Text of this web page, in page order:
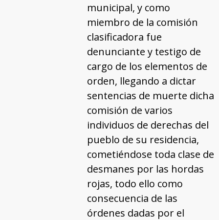
municipal, y como
miembro de la comisión
clasificadora fue
denunciante y testigo de
cargo de los elementos de
orden, llegando a dictar
sentencias de muerte dicha
comisión de varios
individuos de derechas del
pueblo de su residencia,
cometiéndose toda clase de
desmanes por las hordas
rojas, todo ello como
consecuencia de las
órdenes dadas por el